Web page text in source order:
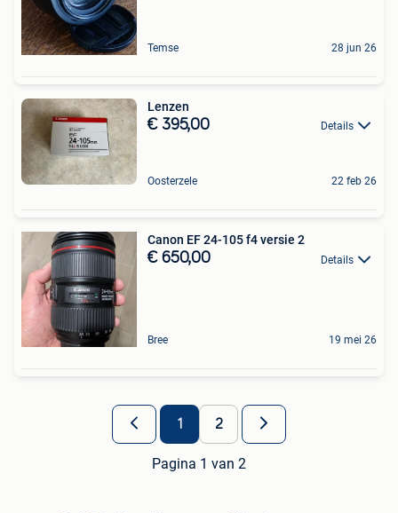
Temse 28 jun 26
Lenzen
€ 395,00 Details
Oosterzele 22 feb 26
Canon EF 24-105 f4 versie 2
€ 650,00 Details
Bree 19 mei 26
1 2
Pagina 1 van 2